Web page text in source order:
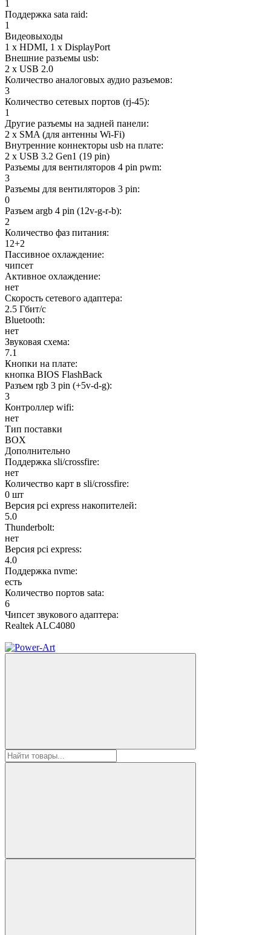
1
Поддержка sata raid:
1
Видеовыходы
1 x HDMI, 1 x DisplayPort
Внешние разъемы usb:
2 x USB 2.0
Количество аналоговых аудио разъемов:
3
Количество сетевых портов (rj-45):
1
Другие разъемы на задней панели:
2 x SMA (для антенны Wi-Fi)
Внутренние коннекторы usb на плате:
2 x USB 3.2 Gen1 (19 pin)
Разъемы для вентиляторов 4 pin pwm:
3
Разъемы для вентиляторов 3 pin:
0
Разъем argb 4 pin (12v-g-r-b):
2
Количество фаз питания:
12+2
Пассивное охлаждение:
чипсет
Активное охлаждение:
нет
Скорость сетевого адаптера:
2.5 Гбит/с
Bluetooth:
нет
Звуковая схема:
7.1
Кнопки на плате:
кнопка BIOS FlashBack
Разъем rgb 3 pin (+5v-d-g):
3
Контроллер wifi:
нет
Тип поставки
BOX
Дополнительно
Поддержка sli/crossfire:
нет
Количество карт в sli/crossfire:
0 шт
Версия pci express накопителей:
5.0
Thunderbolt:
нет
Версия pci express:
4.0
Поддержка nvme:
есть
Количество портов sata:
6
Чипсет звукового адаптера:
Realtek ALC4080